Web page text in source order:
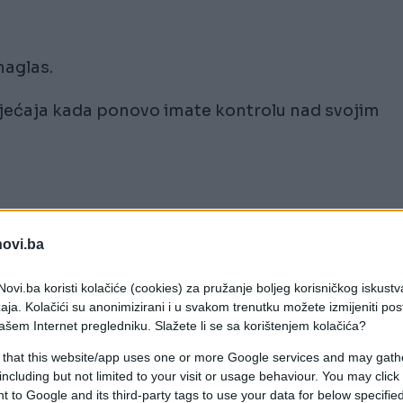
koristi kolačiće (cookies) za pružanje boljeg korisničkog
Kolačići su anonimizirani i u svakom trenutku možete izmijeniti
Internet pregledniku. Slažete li se sa korištenjem kolačića?
that this website/app uses one or more Google services and may
but not limited to your visit or usage behaviour. You may
to Google and its third-party tags to use your data for below
kada ponovo imate kontrolu nad svojim
ste već prestali da razmišljate. Hrabrost koju
da donosi rezultate.
je da vam ponudi nešto konkretno, bez
spavate, svjesni da ste sami izborili svoje